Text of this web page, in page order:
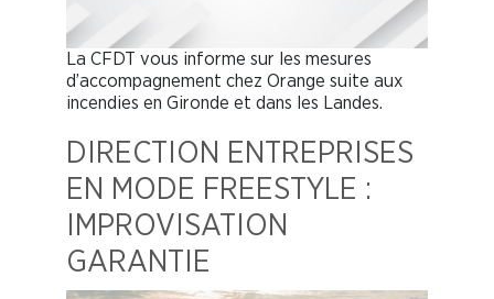
La CFDT vous informe sur les mesures
d’accompagnement chez Orange suite aux
incendies en Gironde et dans les Landes.
DIRECTION ENTREPRISES
EN MODE FREESTYLE :
IMPROVISATION
GARANTIE